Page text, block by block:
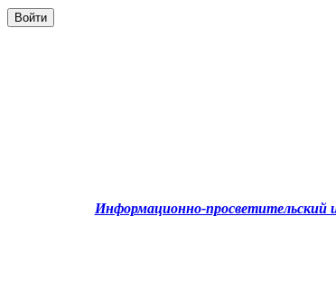
Информационно-просветительский